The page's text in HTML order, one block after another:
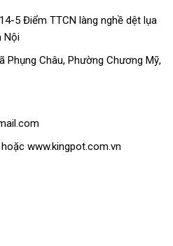
5 Điểm TTCN làng nghề dệt lụa
Nội
Phụng Châu, Phường Chương Mỹ,
hoặc www.kingpot.com.vn